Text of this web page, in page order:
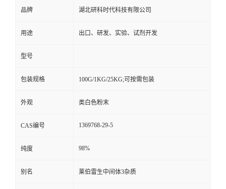
品牌 湖北研科时代科技有限公司
用途 出口、研发、实验、试剂开发
型号
包装规格 100G/1KG/25KG;可按需包装
外观 类白色粉末
CAS编号 1369768-29-5
纯度 98%
别名 莱伯雷生中间体3杂质